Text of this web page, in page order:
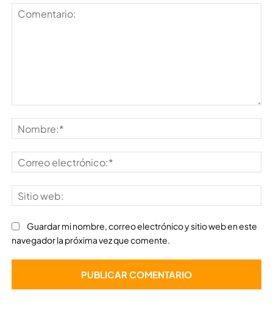
Guardar mi nombre, correo electrónico y sitio web en este
navegador la próxima vez que comente.